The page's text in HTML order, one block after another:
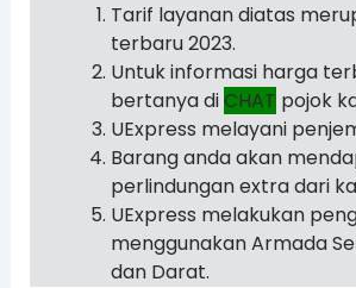
Tarif layanan diatas
terbaru 2023.
Untuk informasi harga
bertanya diCHAT pojok
UExpress melayani
Barang anda akan
perlindungan extra dari
UExpress melakukan
menggunakan Armada
dan Darat.